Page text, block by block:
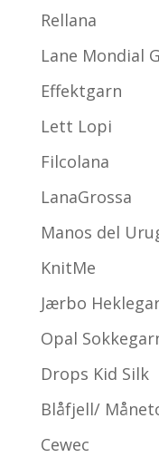
Rellana
Lane Mondial
Effektgarn
Lett Lopi
Filcolana
LanaGrossa
Manos del
KnitMe
Jærbo
Opal
Drops Kid Silk
Blåfjell/
Cewec